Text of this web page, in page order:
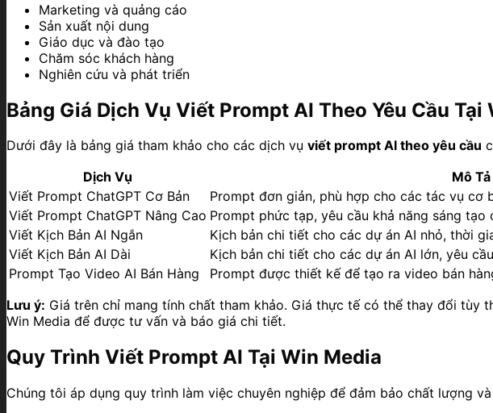
Marketing và quảng cáo
Sản xuất nội dung
Giáo dục và đào tạo
Chăm sóc khách hàng
Nghiên cứu và phát triển
Bảng Giá Dịch Vụ Viết Prompt AI Theo Yêu Cầu Tại
Dưới đây là bảng giá tham khảo cho các dịch vụ viết prompt AI theo yêu cầu
Dịch Vụ
Mô Tả
Viết Prompt ChatGPT Cơ Bản
Prompt đơn giản, phù hợp cho các tác vụ cơ
Viết Prompt ChatGPT Nâng Cao Prompt phức tạp, yêu cầu khả năng sáng
Viết Kịch Bản AI Ngắn
Kịch bản chi tiết cho các dự án AI nhỏ, thời
Viết Kịch Bản AI Dài
Kịch bản chi tiết cho các dự án AI lớn, yêu
Prompt Tạo Video AI Bán Hàng
Prompt được thiết kế để tạo ra video bán
Lưu ý: Giá trên chỉ mang tính chất tham khảo. Giá thực tế có thể thay đổi tùy
Win Media để được tư vấn và báo giá chi tiết.
Quy Trình Viết Prompt AI Tại Win Media
Chúng tôi áp dụng quy trình làm việc chuyên nghiệp để đảm bảo chất lượng